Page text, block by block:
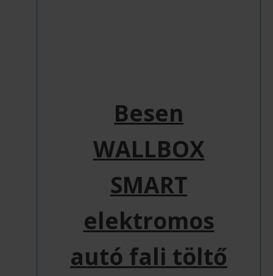
Besen
WALLBOX
SMART
elektromos
autó fali töltő